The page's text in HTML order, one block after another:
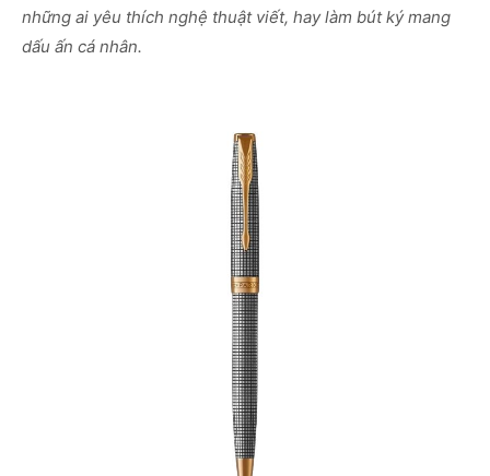
những ai yêu thích nghệ thuật viết, hay làm bút ký mang
dấu ấn cá nhân.